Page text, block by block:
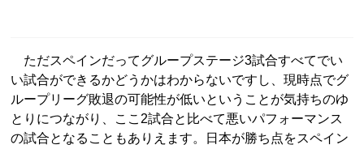
ただスペインだってグループステージ3試合すべてでい
い試合ができるかどうかはわからないですし、現時点でグ
ループリーグ敗退の可能性が低いということが気持ちのゆ
とりにつながり、ここ2試合と比べて悪いパフォーマンス
の試合となることもありえます。日本が勝ち点をスペイン